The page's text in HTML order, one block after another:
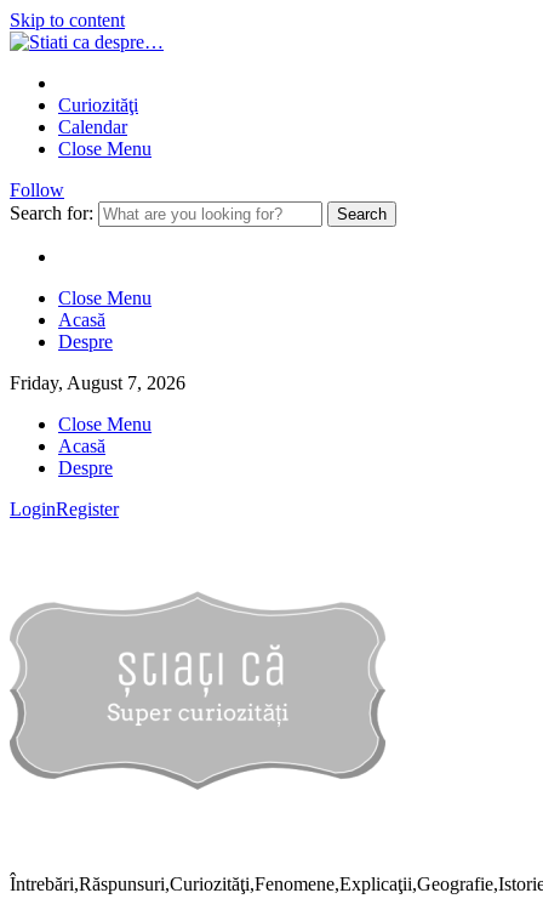
Skip to content
Curiozităţi
Calendar
Close Menu
Follow
Search for:
Close Menu
Acasă
Despre
Friday, August 7, 2026
Close Menu
Acasă
Despre
LoginRegister